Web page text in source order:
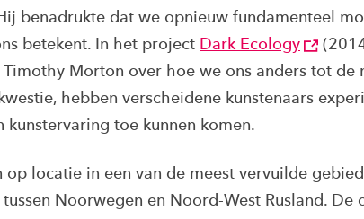
benadrukte dat we opnieuw fundamenteel
betekent. In het project Dark Ecology
Morton over hoe we ons anders tot de
hebben verscheidene kunstenaars
toe kunnen komen.
op locatie in een van de meest vervuilde
Noorwegen en Noord-West Rusland. De